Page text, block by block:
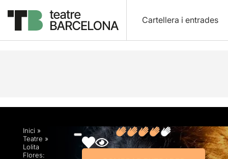
Cartellera i entrades
Descripció Horaris Fitxa artística Fotos i
Inici »
Teatre »
Lolita
Flores: